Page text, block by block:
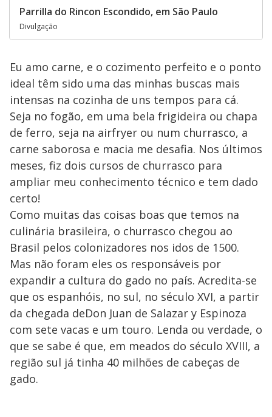
Parrilla do Rincon Escondido, em São Paulo
Divulgação
Eu amo carne, e o cozimento perfeito e o ponto
ideal têm sido uma das minhas buscas mais
intensas na cozinha de uns tempos para cá.
Seja no fogão, em uma bela frigideira ou chapa
de ferro, seja na airfryer ou num churrasco, a
carne saborosa e macia me desafia. Nos últimos
meses, fiz dois cursos de churrasco para
ampliar meu conhecimento técnico e tem dado
certo!
Como muitas das coisas boas que temos na
culinária brasileira, o churrasco chegou ao
Brasil pelos colonizadores nos idos de 1500.
Mas não foram eles os responsáveis por
expandir a cultura do gado no país. Acredita-se
que os espanhóis, no sul, no século XVI, a partir
da chegada deDon Juan de Salazar y Espinoza
com sete vacas e um touro. Lenda ou verdade, o
que se sabe é que, em meados do século XVIII, a
região sul já tinha 40 milhões de cabeças de
gado.